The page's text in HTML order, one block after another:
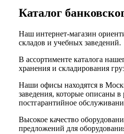
Каталог
Наш интернет-магазин
складов и учебных заведений.
В ассортименте каталога
хранения и складирования
Наши офисы находятся в
заведения, которые описаны
постгарантийное
Высокое качество
предложений для